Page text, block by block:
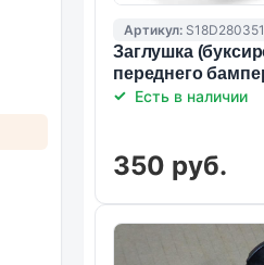
Артикул:
Заглушка
переднего
Есть в наличии
350 руб.